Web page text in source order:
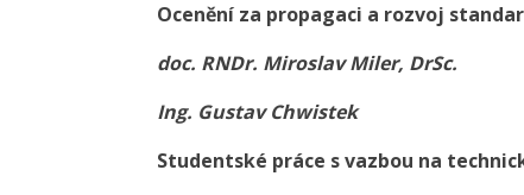
Ocenění za propagaci a rozvoj
doc. RNDr. Miroslav Miler, DrSc.
Ing. Gustav Chwistek
Studentské práce s vazbou na